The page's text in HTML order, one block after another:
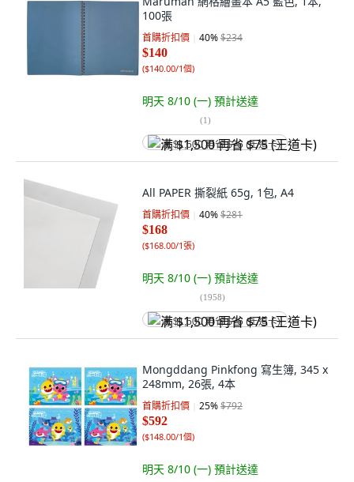
100張
首購折扣價 40%$234
$140
($140.00/1個)
明天 8/10 (一) 預計送達
(1)
满 $1,500 再省 $75 (王道卡)
All PAPER 撕裂紙 65g, 1包, A4
首購折扣價 40%$281
$168
($168.00/1張)
明天 8/10 (一) 預計送達
(1958)
满 $1,500 再省 $75 (王道卡)
Mongddang Pinkfong 寫生簿, 345 x
248mm, 26張, 4本
首購折扣價 25%$792
$592
($148.00/1個)
明天 8/10 (一) 預計送達